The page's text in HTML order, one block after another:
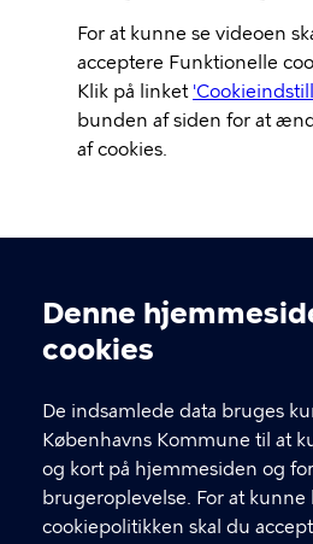
Denne
cookies
De indsamlede data bruges
Københavns Kommune til at
og kort på hjemmesiden og
brugeroplevelse. For at kunne
cookiepolitikken skal du
Video
Url
For at kunne se videoen
acceptere Funktionelle
Klik på linket
bunden af siden for at
af cookies.
KONTAKT